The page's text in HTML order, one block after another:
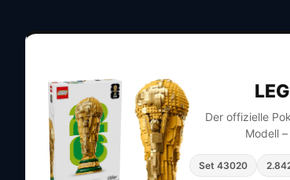
Der offizielle
Modell
Set 43020